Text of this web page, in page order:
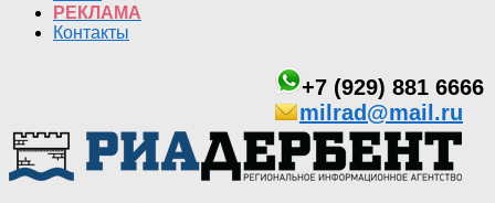
РЕКЛАМА
Контакты
+7 (929) 881 6666
milrad@mail.ru